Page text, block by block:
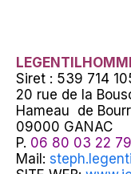
Siret : 539 714
20 rue de la
Hameau de
09000 GANAC
P. 06 80 03 22 79
Mail: